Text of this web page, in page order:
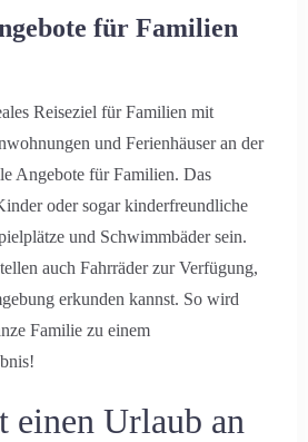
für Familien
Reiseziel für Familien mit
und Ferienhäuser an der
Angebote für Familien. Das
oder sogar kinderfreundliche
und Schwimmbäder sein.
auch Fahrräder zur Verfügung,
erkunden kannst. So wird
Familie zu einem
einen Urlaub an
Kinder